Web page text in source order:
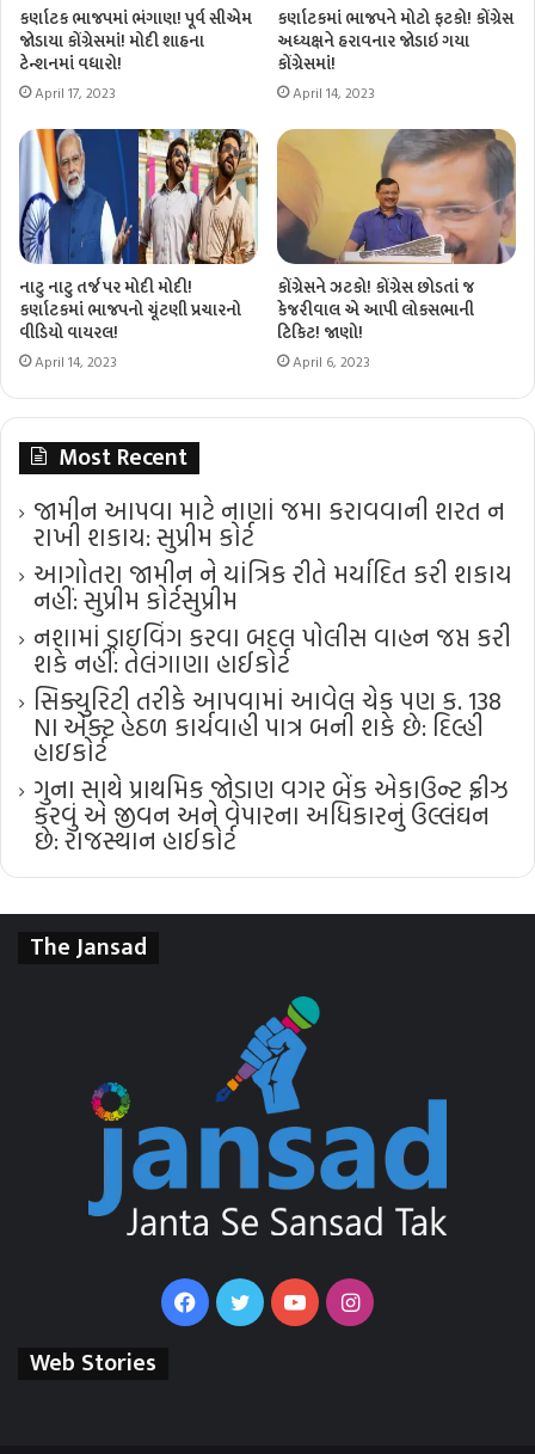
કર્ણાટક ભાજપમાં ભંગાણ! પૂર્વ સીએમ
જોડાયા કોંગ્રેસમાં! મોદી શાહના
ટેન્શનમાં વધારો!
April 17, 2023
કર્ણાટકમાં ભાજપને મોટો ફટકો! કોંગ્રેસ
અધ્યક્ષને હરાવનાર જોડાઇ ગયા
કોંગ્રેસમાં!
April 14, 2023
નાટુ નાટુ તર્જ પર મોદી મોદી!
કર્ણાટકમાં ભાજપનો ચૂંટણી પ્રચારનો
વીડિયો વાયરલ!
April 14, 2023
કોંગ્રેસને ઝટકો! કોંગ્રેસ છોડતાં જ
કેજરીવાલ એ આપી લોકસભાની
ટિકિટ! જાણો!
April 6, 2023
Most Recent
જામીન આપવા માટે નાણાં જમા કરાવવાની શરત ન
રાખી શકાય: સુપ્રીમ કોર્ટ
આગોતરા જામીન ને યાંત્રિક રીતે મર્યાદિત કરી શકાય
નહીં: સુપ્રીમ કોર્ટ​સુપ્રીમ
નશામાં ડ્રાઇવિંગ કરવા બદલ પોલીસ વાહન જપ્ત કરી
શકે નહીં: તેલંગાણા હાઈકોર્ટ
સિક્યુરિટી તરીકે આપવામાં આવેલ ચેક પણ ક. 138
NI એક્ટ હેઠળ કાર્યવાહી પાત્ર બની શકે છે: દિલ્હી
હાઇકોર્ટ
ગુના સાથે પ્રાથમિક જોડાણ વગર બેંક એકાઉન્ટ ફ્રીઝ
કરવું એ જીવન અને વેપારના અધિકારનું ઉલ્લંઘન
છે: રાજસ્થાન હાઈકોર્ટ
The Jansad
FacebookTwitterYouTubeInstagram
Web Stories